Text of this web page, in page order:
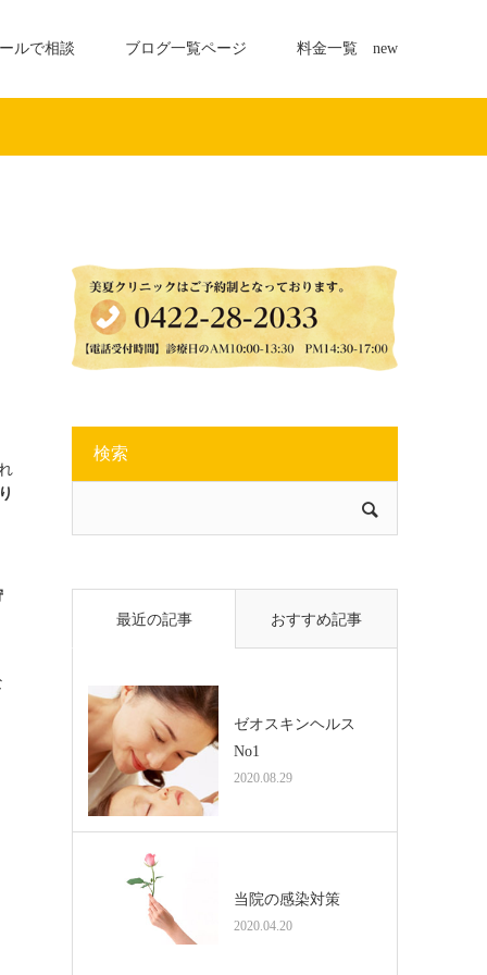
ルで相談 ブログ一覧ページ 料金一覧 new
検索
最近の記事 おすすめ記事
ゼオスキンヘルス
No1
2020.08.29
当院の感染対策
2020.04.20